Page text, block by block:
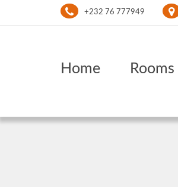
+232 76 777949
Home Rooms